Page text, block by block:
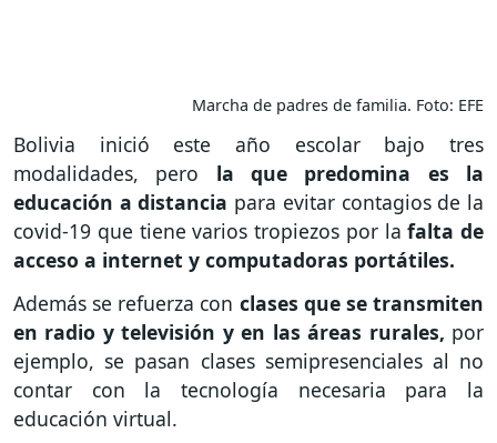
Marcha de padres de familia. Foto: EFE
Bolivia inició este año escolar bajo tres
modalidades, pero la que predomina es la
educación a distancia para evitar contagios de la
covid-19 que tiene varios tropiezos por lafalta de
acceso a internet y computadoras portátiles.
Además se refuerza con clases que se transmiten
en radio y televisión y en las áreas rurales, por
ejemplo, se pasan clases semipresenciales al no
contar con la tecnología necesaria para la
educación virtual.